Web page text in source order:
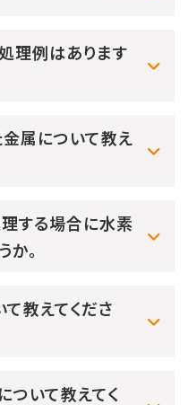
理例はあります
属について教え
する場合に水素
。
教えてくださ
ついて教えてく